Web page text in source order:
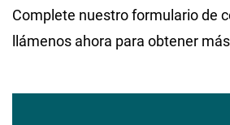
Complete nuestro formulario de
llámenos ahora para obtener